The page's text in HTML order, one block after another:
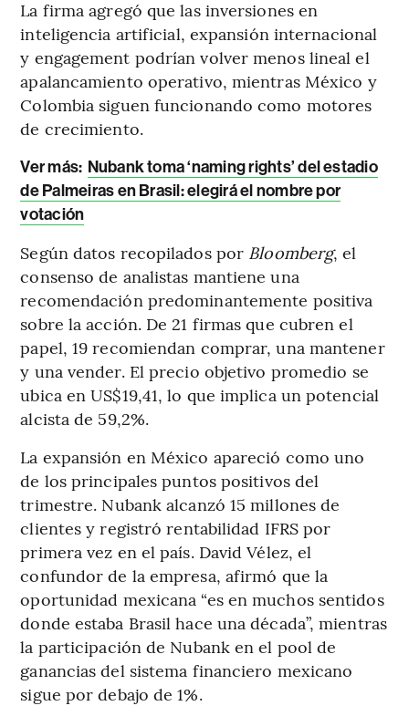
La firma agregó que las inversiones en
inteligencia artificial, expansión internacional
y engagement podrían volver menos lineal el
apalancamiento operativo, mientras México y
Colombia siguen funcionando como motores
de crecimiento.
Ver más: Nubank toma ‘naming rights’ del estadio
de Palmeiras en Brasil: elegirá el nombre por
votación
Según datos recopilados por Bloomberg, el
consenso de analistas mantiene una
recomendación predominantemente positiva
sobre la acción. De 21 firmas que cubren el
papel, 19 recomiendan comprar, una mantener
y una vender. El precio objetivo promedio se
ubica en US$19,41, lo que implica un potencial
alcista de 59,2%.
La expansión en México apareció como uno
de los principales puntos positivos del
trimestre. Nubank alcanzó 15 millones de
clientes y registró rentabilidad IFRS por
primera vez en el país. David Vélez, el
confundor de la empresa, afirmó que la
oportunidad mexicana “es en muchos sentidos
donde estaba Brasil hace una década”, mientras
la participación de Nubank en el pool de
ganancias del sistema financiero mexicano
sigue por debajo de 1%.